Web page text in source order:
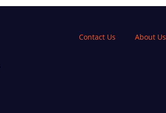
Contact Us About Us